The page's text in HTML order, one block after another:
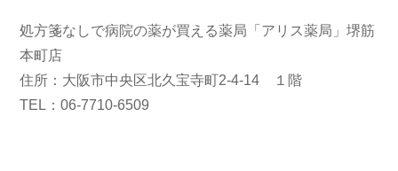
処方箋なしで病院の薬が買える薬局「アリス薬局」堺筋
本町店
住所：大阪市中央区北久宝寺町2-4-14 １階
TEL：06-7710-6509